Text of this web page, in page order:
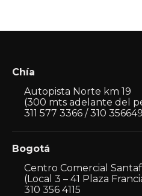
Chía
Autopista Norte km 19
(300 mts adelante del
311 577 3366 / 310
Bogotá
Centro Comercial
(Local 3 – 41 Plaza
310 356 4115